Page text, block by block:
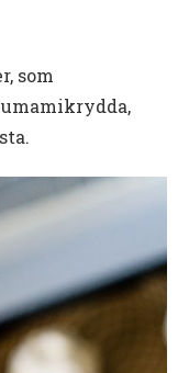
som